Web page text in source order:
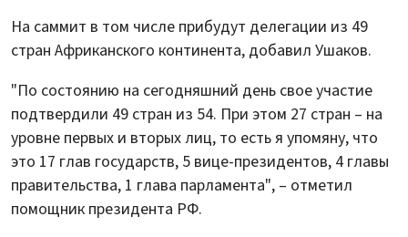
На саммит в том числе прибудут делегации из 49
стран Африканского континента, добавил Ушаков.
"По состоянию на сегодняшний день свое участие
подтвердили 49 стран из 54. При этом 27 стран – на
уровне первых и вторых лиц, то есть я упомяну, что
это 17 глав государств, 5 вице-президентов, 4 главы
правительства, 1 глава парламента", – отметил
помощник президента РФ.